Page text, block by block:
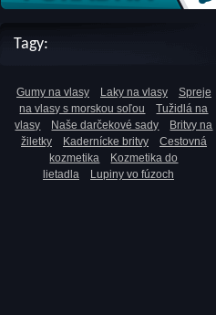
Tagy:
Gumy na vlasy Laky na vlasy
Spreje
na vlasy s morskou soľou
Tužidlá na
vlasy
Naše darčekové sady
Britvy na
žiletky
Kadernícke britvy
Cestovná
kozmetika
Kozmetika do
lietadla
Lupiny vo fúzoch